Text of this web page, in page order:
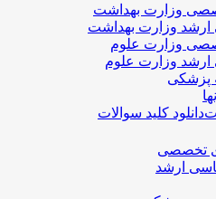
وزارت بهداشت
ارشد وزارت بهداشت
وزارت علوم
وزارت علوم
پزشکی
دانلود کلید سوالات
تخصصی
ارشد